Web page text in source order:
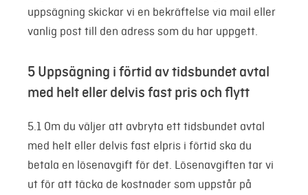
uppsägning skickar vi en bekräftelse via mail eller
vanlig post till den adress som du har uppgett.
5 Uppsägning i förtid av tidsbundet avtal
med helt eller delvis fast pris och flytt
5.1 Om du väljer att avbryta ett tidsbundet avtal
med helt eller delvis fast elpris i förtid ska du
betala en lösenavgift för det. Lösenavgiften tar vi
ut för att täcka de kostnader som uppstår på